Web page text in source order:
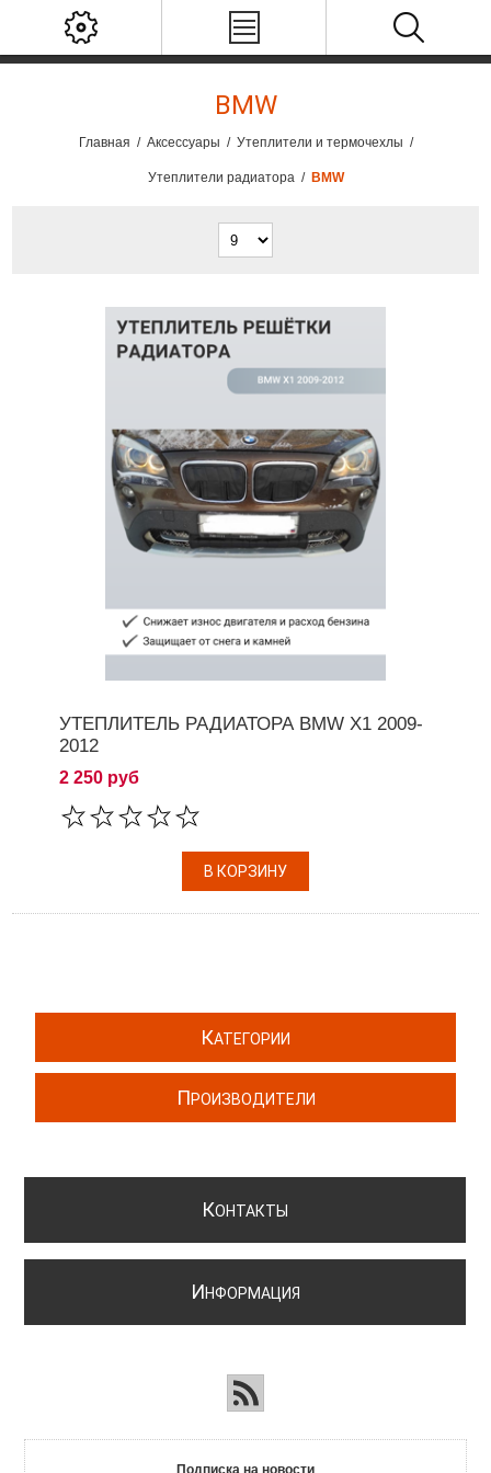
BMW
Главная / Аксессуары / Утеплители и термочехлы /
Утеплители радиатора / BMW
УТЕПЛИТЕЛЬ РАДИАТОРА BMW X1 2009-
2012
2 250 руб
КАТЕГОРИИ
ПРОИЗВОДИТЕЛИ
КОНТАКТЫ
ИНФОРМАЦИЯ
Подписка на новости